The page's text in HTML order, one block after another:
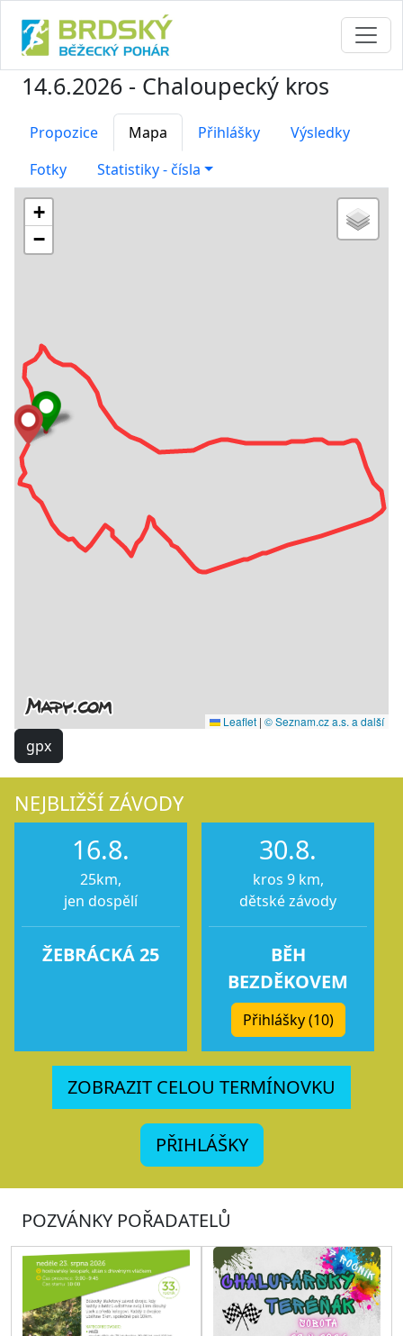
14.6.2026 - Chaloupecký kros
Propozice Mapa Přihlášky
Výsledky
Fotky
Statistiky - čísla
+
−
Leaflet | © Seznam.cz a.s. a další
gpx
NEJBLIŽŠÍ ZÁVODY
16.8.
25km,
jen dospělí
ŽEBRÁCKÁ 25
30.8.
kros 9 km,
dětské závody
BĚH
BEZDĚKOVEM
Přihlášky (10)
ZOBRAZIT CELOU TERMÍNOVKU
PŘIHLÁŠKY
POZVÁNKY POŘADATELŮ